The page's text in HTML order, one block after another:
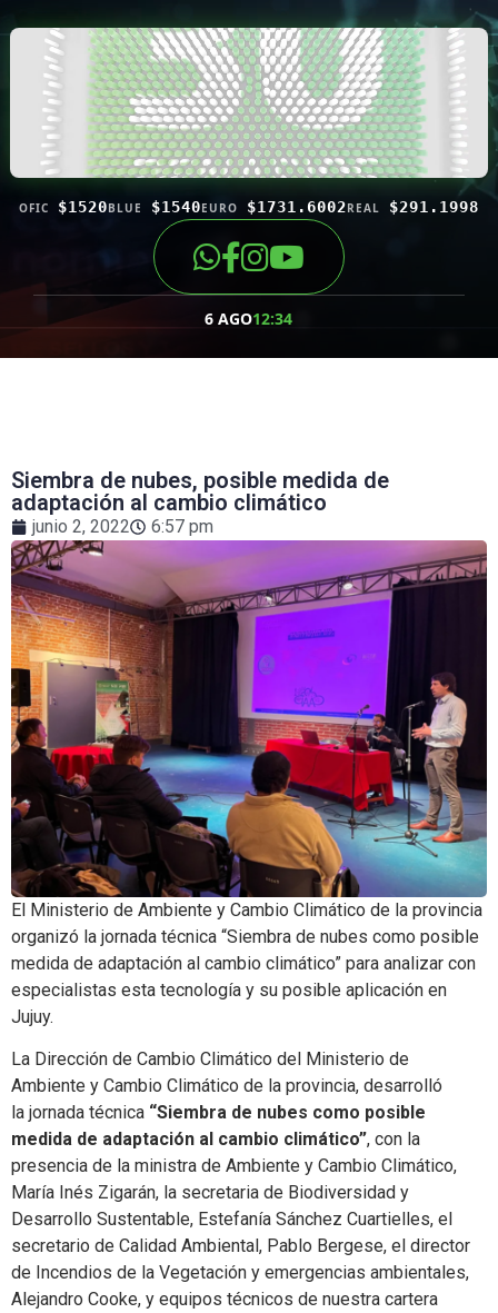
OFIC $1520BLUE $1540EURO $1731.6002REAL $291.1998
6 AGO12:34
Siembra de nubes, posible medida de
adaptación al cambio climático
junio 2, 2022 6:57 pm
El Ministerio de Ambiente y Cambio Climático de la provincia
organizó la jornada técnica “Siembra de nubes como posible
medida de adaptación al cambio climático” para analizar con
especialistas esta tecnología y su posible aplicación en
Jujuy.
La Dirección de Cambio Climático del Ministerio de
Ambiente y Cambio Climático de la provincia, desarrolló
la jornada técnica “Siembra de nubes como posible
medida de adaptación al cambio climático”, con la
presencia de la ministra de Ambiente y Cambio Climático,
María Inés Zigarán, la secretaria de Biodiversidad y
Desarrollo Sustentable, Estefanía Sánchez Cuartielles, el
secretario de Calidad Ambiental, Pablo Bergese, el director
de Incendios de la Vegetación y emergencias ambientales,
Alejandro Cooke, y equipos técnicos de nuestra cartera